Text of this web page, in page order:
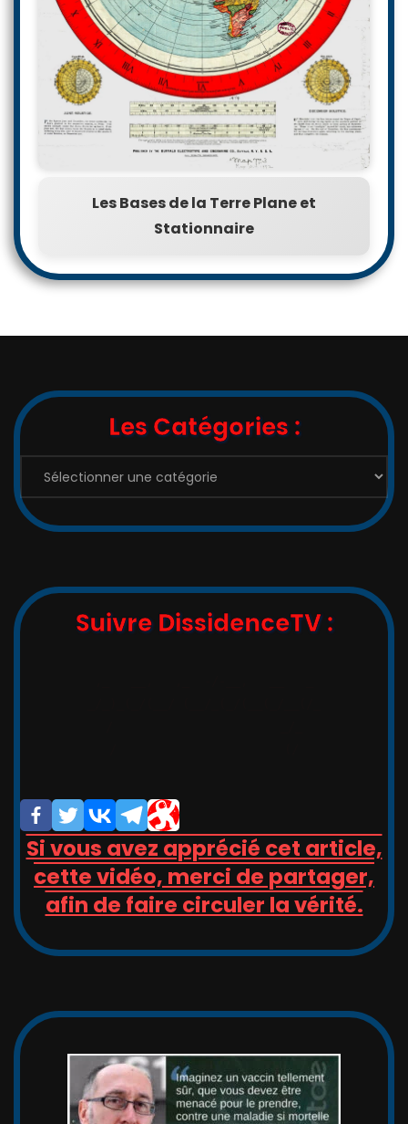
Les Bases de la Terre Plane et
Stationnaire
Les Catégories :
Suivre DissidenceTV :
Si vous avez apprécié cet article,
cette vidéo, merci de partager,
afin de faire circuler la vérité.